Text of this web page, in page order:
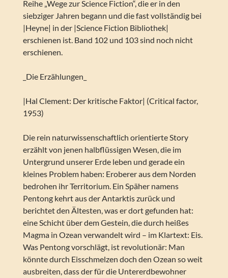
Reihe „Wege zur Science Fiction“, die er in den
siebziger Jahren begann und die fast vollständig bei
|Heyne| in der |Science Fiction Bibliothek|
erschienen ist. Band 102 und 103 sind noch nicht
erschienen.
_Die Erzählungen_
|Hal Clement: Der kritische Faktor| (Critical factor,
1953)
Die rein naturwissenschaftlich orientierte Story
erzählt von jenen halbflüssigen Wesen, die im
Untergrund unserer Erde leben und gerade ein
kleines Problem haben: Eroberer aus dem Norden
bedrohen ihr Territorium. Ein Späher namens
Pentong kehrt aus der Antarktis zurück und
berichtet den Ältesten, was er dort gefunden hat:
eine Schicht über dem Gestein, die durch heißes
Magma in Ozean verwandelt wird – im Klartext: Eis.
Was Pentong vorschlägt, ist revolutionär: Man
könnte durch Eisschmelzen doch den Ozean so weit
ausbreiten, dass der für die Untererdbewohner